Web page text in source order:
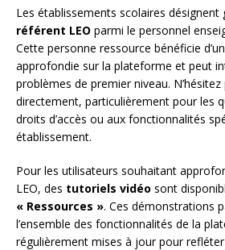
Les établissements scolaires désignent
référent LEO parmi le personnel
Cette personne ressource bénéficie
approfondie sur la plateforme et peut
problèmes de premier niveau.
directement, particulièrement pour les
droits d’accès ou aux fonctionnalités
établissement.
Pour les utilisateurs souhaitant
LEO, des tutoriels vidéo sont
« Ressources ». Ces démonstrations
l’ensemble des fonctionnalités de la
régulièrement mises à jour pour